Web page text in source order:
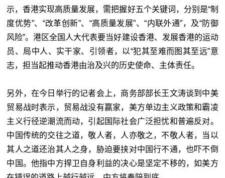
示，香港实现高质量发展，需把握好五个关键词，分别是“制
度优势”、“改革创新”、“高质量发展”、“内联外通”，及“防御
风险”。港区全国人大代表要当好建设香港、发展香港的运动
员、局中人、实干家、引领者，以“犯其至难而图其至远”意
志，担当起推动香港由治及兴的历史使命、主体责任。
另外，在今日举行的记者会上，商务部部长王文涛谈到中美
贸易战时表示，贸易战没有赢家，美方单边主义政策和霸凌
主义行径逆潮流而动，引起国际社会广泛担忧和普遍反对。
中国传统的交往之道，敬人者，人亦敬之，不敬人者，当以
其人之道还治其人之身，胁迫要挟对中国行不通，也吓不倒
中国。他指中方捍卫自身利益的决心是坚定不移的，如美方